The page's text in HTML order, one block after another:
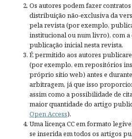
Os autores podem fazer
distribuição não-exclusiva da
pela revista (por exemplo,
institucional ou num livro), com
publicação inicial nesta revista.
É permitido aos autores
(por exemplo, em repositórios
próprio sítio web) antes e
arbitragem, já que isso
assim como a possibilidade de
maior quantidade do artigo
Open Access).
Uma licença CC em formato
se inserida em todos os artigos